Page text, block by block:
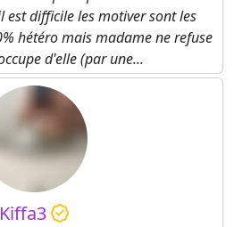
est difficile les motiver sont les
hétéro mais madame ne refuse
d'elle (par une...
Kiffa3